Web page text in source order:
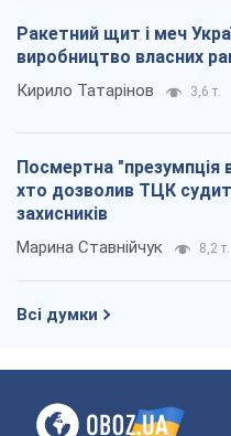
Ракетний щит і меч
виробництво власних
Кирило Татарінов 3,6 т.
Посмертна "презумпція
хто дозволив ТЦК
захисників
Марина Ставнійчук 8,2 т.
Всі думки